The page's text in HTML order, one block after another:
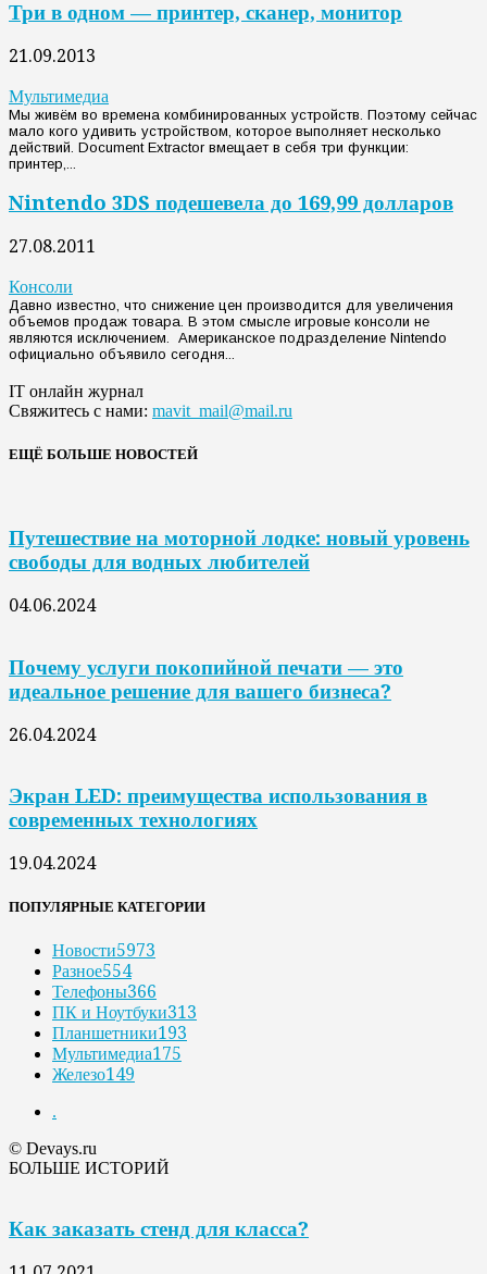
Три в одном — принтер, сканер, монитор
21.09.2013
Мультимедиа
Мы живём во времена комбинированных устройств. Поэтому сейчас
мало кого удивить устройством, которое выполняет несколько
действий. Document Extractor вмещает в себя три функции:
принтер,...
Nintendo 3DS подешевела до 169,99 долларов
27.08.2011
Консоли
Давно известно, что снижение цен производится для увеличения
объемов продаж товара. В этом смысле игровые консоли не
являются исключением. Американское подразделение Nintendo
официально объявило сегодня...
IT онлайн журнал
Свяжитесь с нами: mavit_mail@mail.ru
ЕЩЁ БОЛЬШЕ НОВОСТЕЙ
Путешествие на моторной лодке: новый уровень
свободы для водных любителей
04.06.2024
Почему услуги покопийной печати — это
идеальное решение для вашего бизнеса?
26.04.2024
Экран LED: преимущества использования в
современных технологиях
19.04.2024
ПОПУЛЯРНЫЕ КАТЕГОРИИ
Новости5973
Разное554
Телефоны366
ПК и Ноутбуки313
Планшетники193
Мультимедиа175
Железо149
.
© Devays.ru
БОЛЬШЕ ИСТОРИЙ
Как заказать стенд для класса?